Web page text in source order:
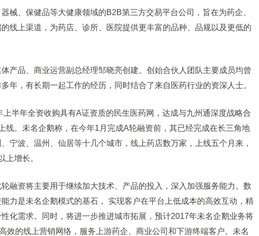
、保健品等大健康领域的B2B第三方交易平台公司，旨在为药企、
线上渠道，为药店、诊所、医院提供更丰富的品种、品规以及更低的
品、商业运营副总经理邹晓亮创建。创始合伙人团队主要成员均曾
年，有长期一起工作的经历，同时结合了来自医药行业的资深人士。
年全资收购具有A证资质的民生医药网，达成与九州通深度战略合
线。未名企鹅称，在今年1月完成A轮融资前，其已经完成在长三角地
宁波、温州、仙居等十几个城市，线上药店数万家，上线五个月来，
上增长。
资将主要用于继续加大技术、产品的投入，深入加强服务能力。数
力是未名企鹅模式的基石， 实现客户在平台上低成本的高效互动，精
化需求。同时，将进一步推进城市拓展，预计2017年未名企鹅业务将
效的线上营销网络，服务上游药企、商业公司和下游终端客户。未名